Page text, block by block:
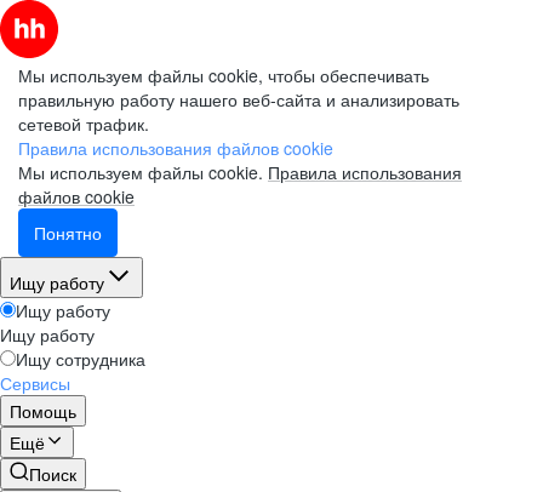
Мы используем файлы cookie, чтобы обеспечивать
правильную работу нашего веб-сайта и анализировать
сетевой трафик.
Правила использования файлов cookie
Мы используем файлы cookie. Правила использования
файлов cookie
Понятно
Ищу работу
Ищу работу
Ищу работу
Ищу сотрудника
Сервисы
Помощь
Ещё
Поиск